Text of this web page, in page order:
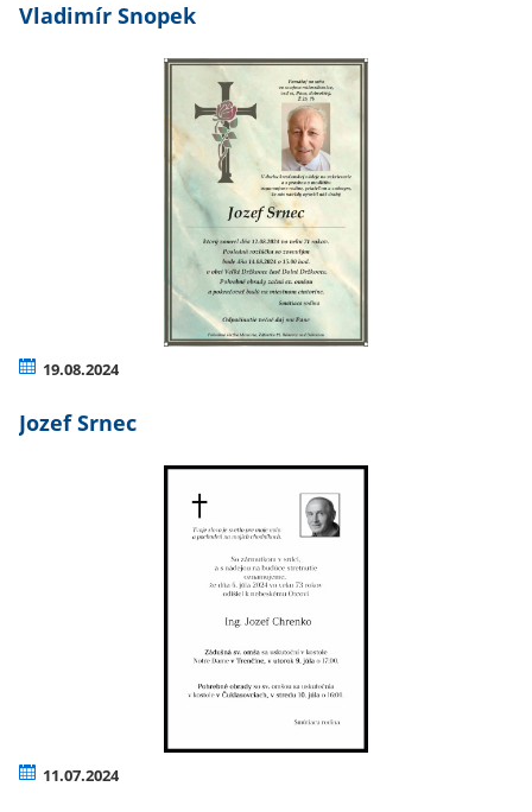
Vladimír Snopek
19.08.2024
Jozef Srnec
11.07.2024